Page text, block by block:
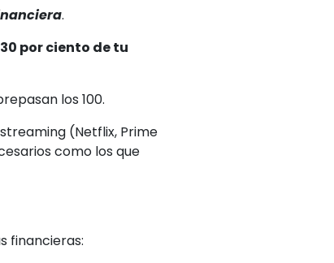
.
por ciento de tu
los 100.
(Netflix, Prime
como los que
financieras: